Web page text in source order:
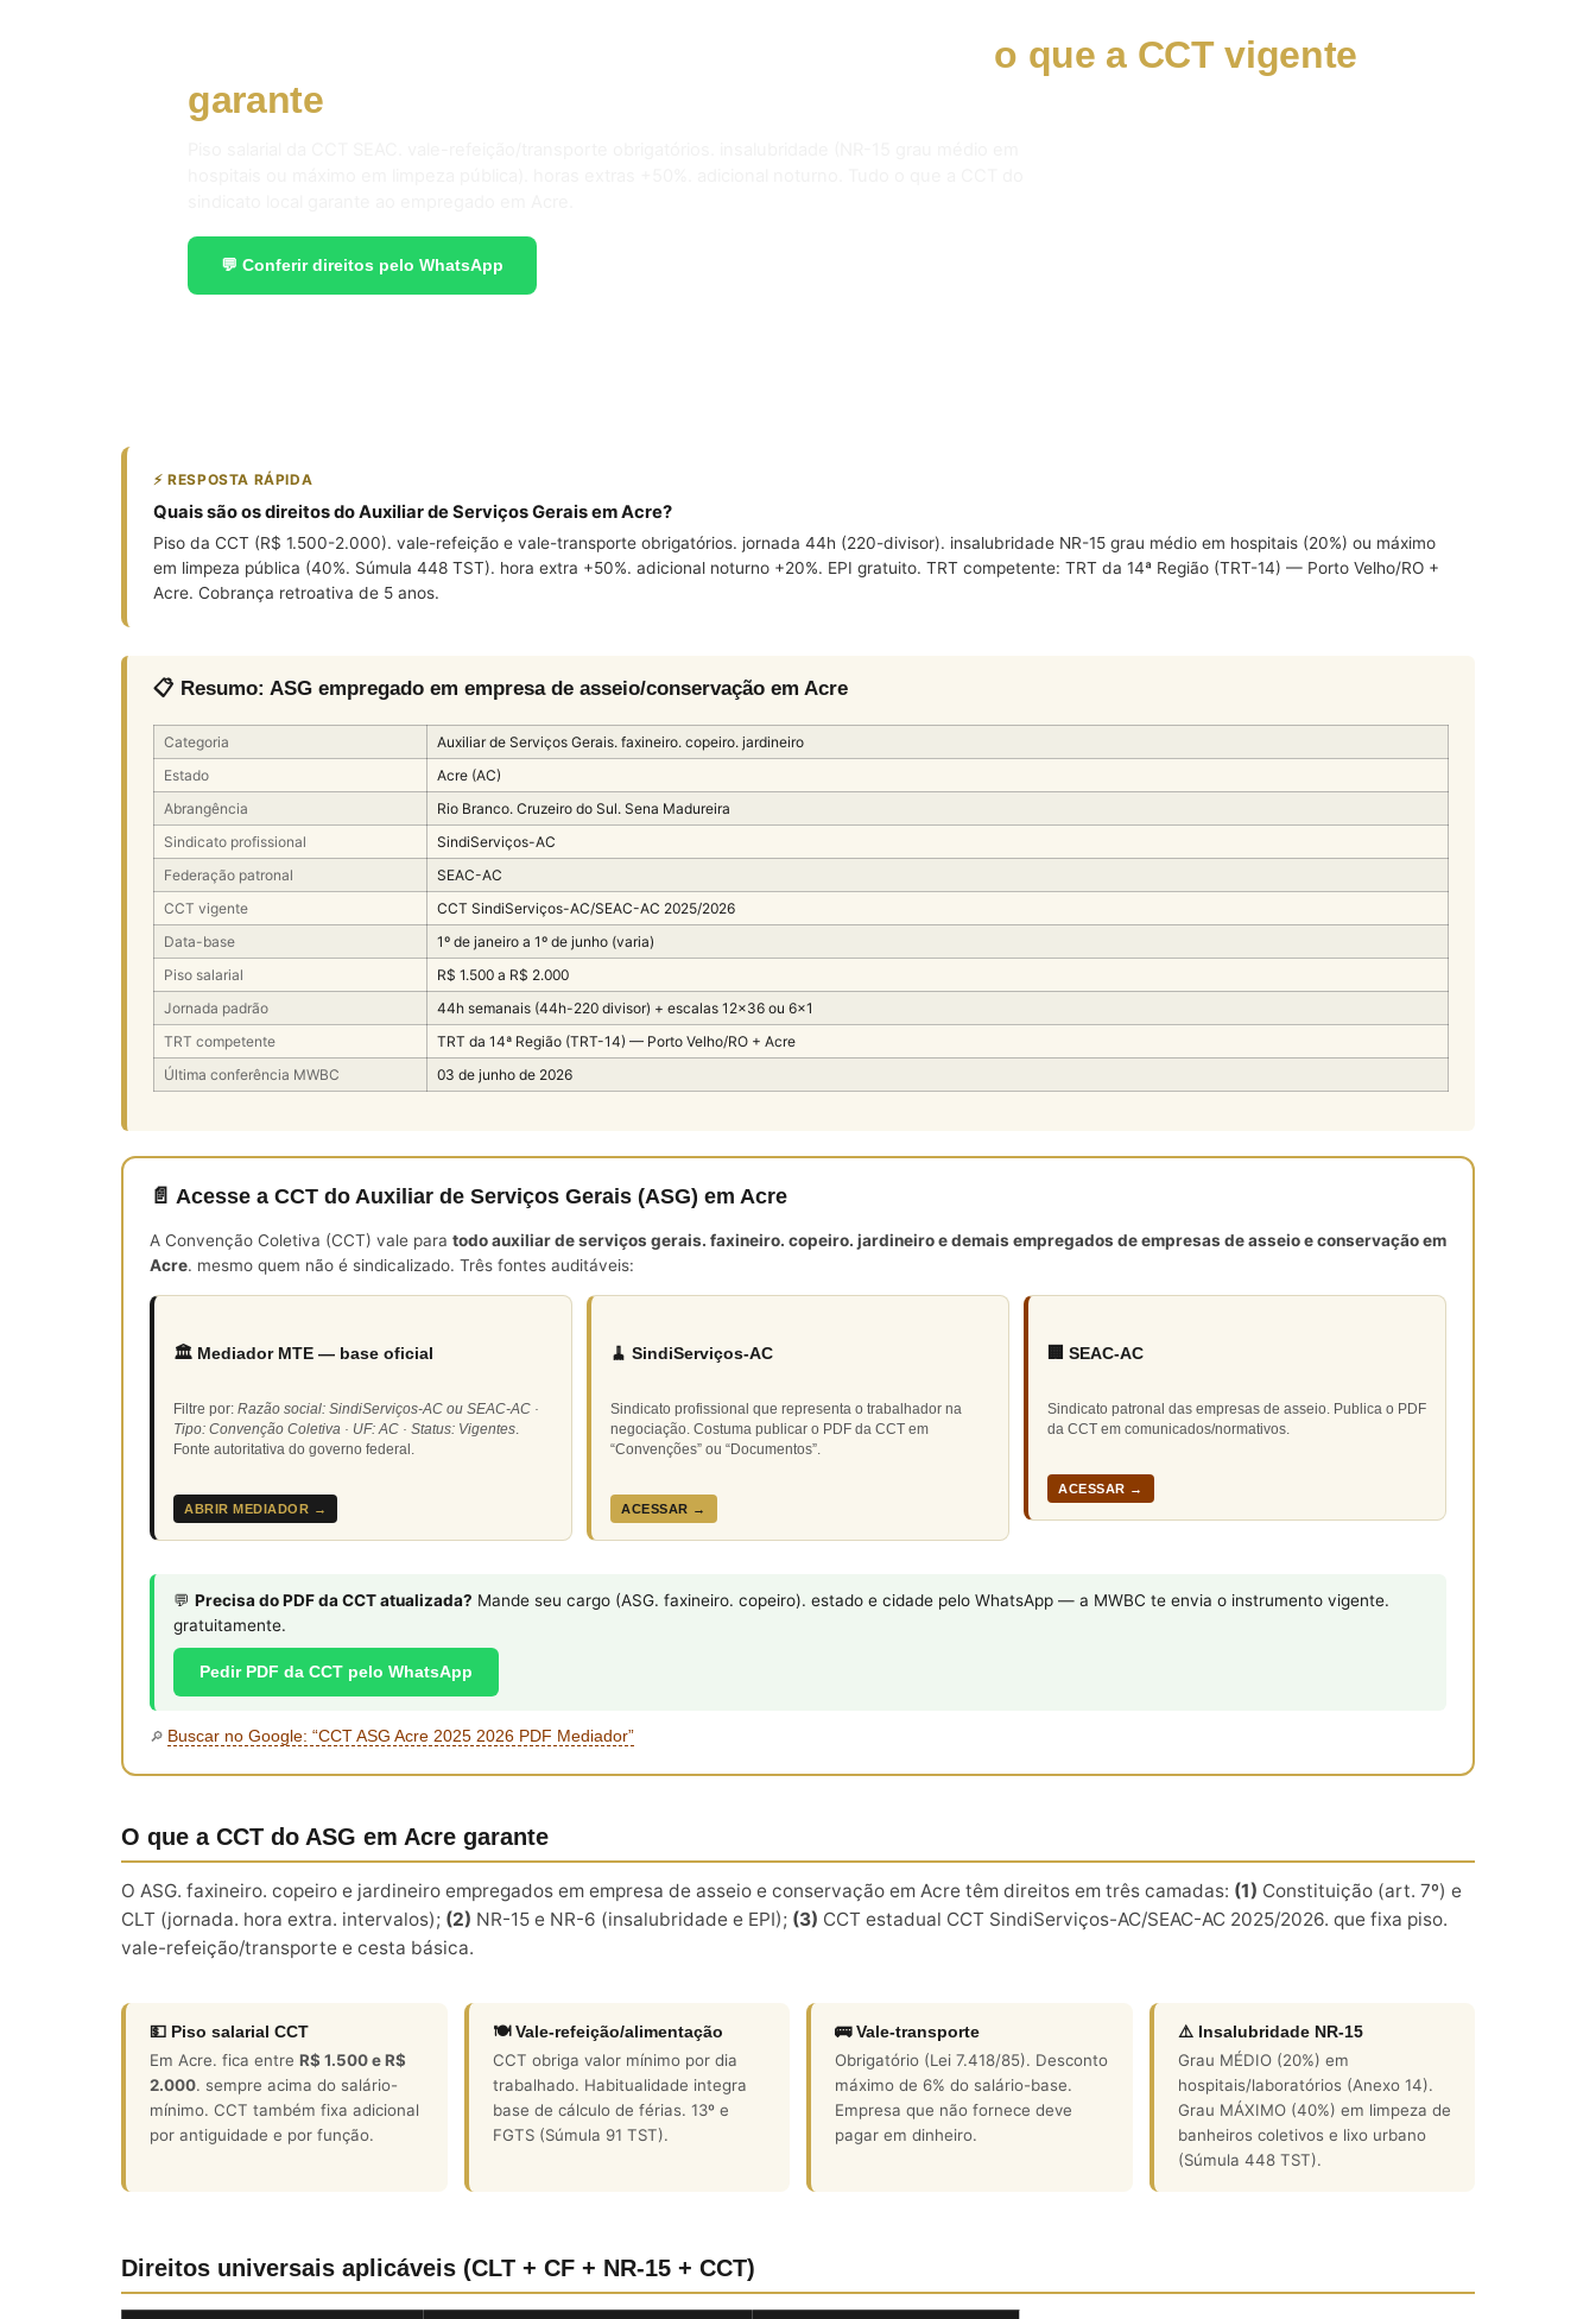
o que a CCT vigente
garante
💬 Conferir direitos pelo WhatsApp
⚡ RESPOSTA RÁPIDA
Quais são os direitos do Auxiliar de Serviços Gerais em Acre?
Piso da CCT (R$ 1.500-2.000). vale-refeição e vale-transporte obrigatórios. jornada 44h (220-divisor). insalubridade NR-15 grau médio em hospitais (20%) ou máximo
em limpeza pública (40%. Súmula 448 TST). hora extra +50%. adicional noturno +20%. EPI gratuito. TRT competente: TRT da 14ª Região (TRT-14) — Porto Velho/RO +
Acre. Cobrança retroativa de 5 anos.
📋 Resumo: ASG empregado em empresa de asseio/conservação em Acre
Categoria
Auxiliar de Serviços Gerais. faxineiro. copeiro. jardineiro
Estado
Acre (AC)
Abrangência
Rio Branco. Cruzeiro do Sul. Sena Madureira
Sindicato profissional
SindiServiços-AC
Federação patronal
SEAC-AC
CCT vigente
CCT SindiServiços-AC/SEAC-AC 2025/2026
Data-base
1º de janeiro a 1º de junho (varia)
Piso salarial
R$ 1.500 a R$ 2.000
Jornada padrão
44h semanais (44h-220 divisor) + escalas 12×36 ou 6×1
TRT competente
TRT da 14ª Região (TRT-14) — Porto Velho/RO + Acre
Última conferência MWBC
03 de junho de 2026
📄 Acesse a CCT do Auxiliar de Serviços Gerais (ASG) em Acre
A Convenção Coletiva (CCT) vale para todo auxiliar de serviços gerais. faxineiro. copeiro. jardineiro e demais empregados de empresas de asseio e conservação em
Acre. mesmo quem não é sindicalizado. Três fontes auditáveis:
🏛️ Mediador MTE — base oficial
Filtre por: Razão social: SindiServiços-AC ou SEAC-AC ·
Tipo: Convenção Coletiva · UF: AC · Status: Vigentes.
Fonte autoritativa do governo federal.
ABRIR MEDIADOR →
🧹 SindiServiços-AC
Sindicato profissional que representa o trabalhador na
negociação. Costuma publicar o PDF da CCT em
“Convenções” ou “Documentos”.
ACESSAR →
🏢 SEAC-AC
Sindicato patronal das empresas de asseio. Publica o PDF
da CCT em comunicados/normativos.
ACESSAR →
💬 Precisa do PDF da CCT atualizada? Mande seu cargo (ASG. faxineiro. copeiro). estado e cidade pelo WhatsApp — a MWBC te envia o instrumento vigente.
gratuitamente.
Pedir PDF da CCT pelo WhatsApp
🔎 Buscar no Google: “CCT ASG Acre 2025 2026 PDF Mediador”
O que a CCT do ASG em Acre garante
O ASG. faxineiro. copeiro e jardineiro empregados em empresa de asseio e conservação em Acre têm direitos em três camadas: (1) Constituição (art. 7º) e
CLT (jornada. hora extra. intervalos); (2) NR-15 e NR-6 (insalubridade e EPI); (3) CCT estadual CCT SindiServiços-AC/SEAC-AC 2025/2026. que fixa piso.
vale-refeição/transporte e cesta básica.
💵 Piso salarial CCT
Em Acre. fica entre R$ 1.500 e R$
2.000. sempre acima do salário-
mínimo. CCT também fixa adicional
por antiguidade e por função.
🍽️ Vale-refeição/alimentação
CCT obriga valor mínimo por dia
trabalhado. Habitualidade integra
base de cálculo de férias. 13º e
FGTS (Súmula 91 TST).
🚌 Vale-transporte
Obrigatório (Lei 7.418/85). Desconto
máximo de 6% do salário-base.
Empresa que não fornece deve
pagar em dinheiro.
⚠️ Insalubridade NR-15
Grau MÉDIO (20%) em
hospitais/laboratórios (Anexo 14).
Grau MÁXIMO (40%) em limpeza de
banheiros coletivos e lixo urbano
(Súmula 448 TST).
Direitos universais aplicáveis (CLT + CF + NR-15 + CCT)